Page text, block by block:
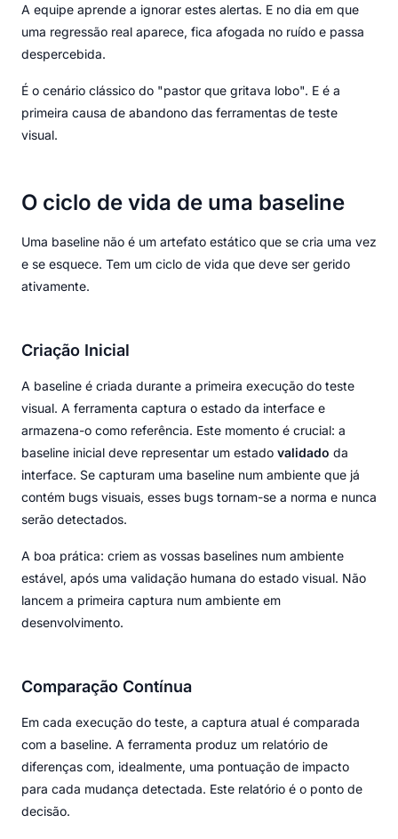
A equipe aprende a ignorar estes alertas. E no dia em que
uma regressão real aparece, fica afogada no ruído e passa
despercebida.
É o cenário clássico do "pastor que gritava lobo". E é a
primeira causa de abandono das ferramentas de teste
visual.
O ciclo de vida de uma baseline
Uma baseline não é um artefato estático que se cria uma vez
e se esquece. Tem um ciclo de vida que deve ser gerido
ativamente.
Criação Inicial
A baseline é criada durante a primeira execução do teste
visual. A ferramenta captura o estado da interface e
armazena-o como referência. Este momento é crucial: a
baseline inicial deve representar um estado validado da
interface. Se capturam uma baseline num ambiente que já
contém bugs visuais, esses bugs tornam-se a norma e nunca
serão detectados.
A boa prática: criem as vossas baselines num ambiente
estável, após uma validação humana do estado visual. Não
lancem a primeira captura num ambiente em
desenvolvimento.
Comparação Contínua
Em cada execução do teste, a captura atual é comparada
com a baseline. A ferramenta produz um relatório de
diferenças com, idealmente, uma pontuação de impacto
para cada mudança detectada. Este relatório é o ponto de
decisão.